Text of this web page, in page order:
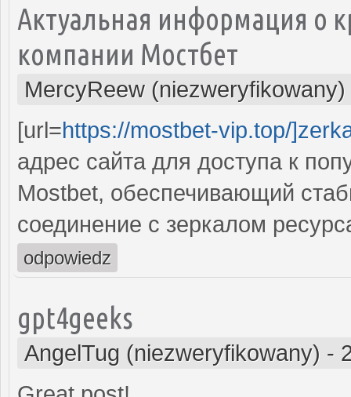
Актуальная информация о
компании Мостбет
MercyReew (niezweryfikowany)
[url=https://mostbet-vip.top/
адрес сайта для доступа к
Mostbet, обеспечивающий
соединение с зеркалом
odpowiedz
gpt4geeks
AngelTug (niezweryfikowany) -